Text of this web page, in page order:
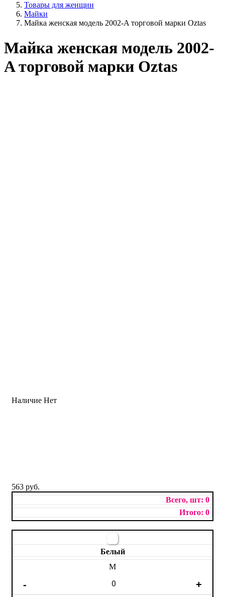
Товары для женщин
Майки
Майка женская модель 2002-A торговой марки Оztas
Майка женская модель 2002-
A торговой марки Оztas
Наличие Нет
563 руб.
0
0
Белый
M